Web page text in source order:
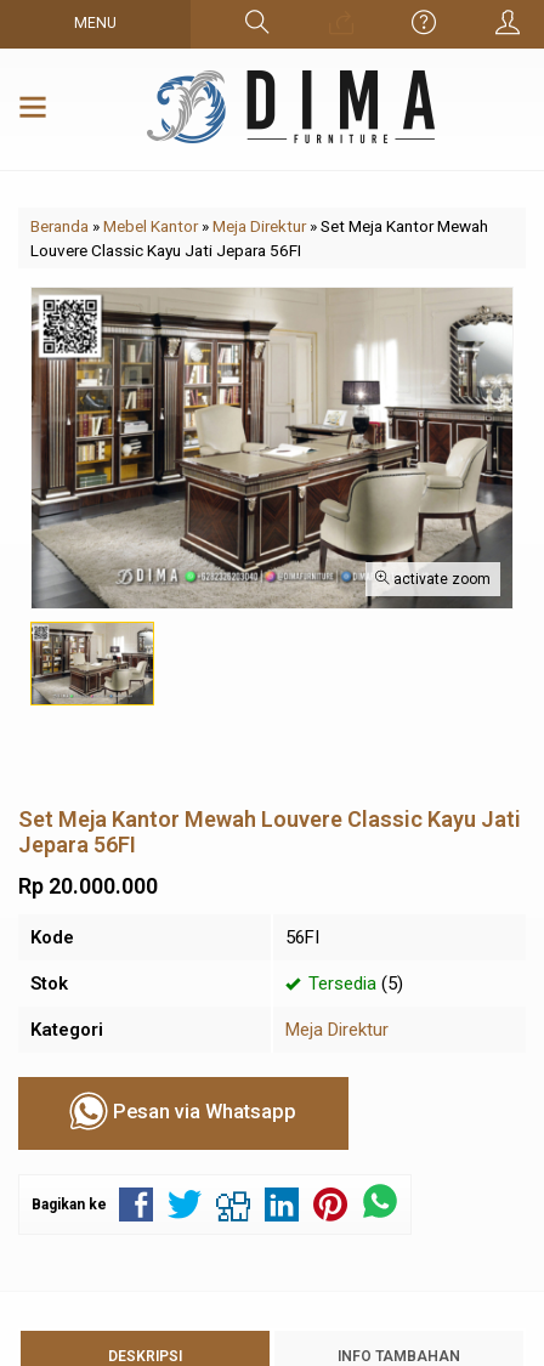
MENU
Beranda »Mebel Kantor»Meja Direktur»Set Meja Kantor Mewah
Louvere Classic Kayu Jati Jepara 56FI
activate zoom
Set Meja Kantor Mewah Louvere Classic Kayu Jati
Jepara 56FI
Rp 20.000.000
Kode 56FI
Stok Tersedia (5)
Kategori Meja Direktur
Pesan via Whatsapp
Bagikan ke
DESKRIPSI INFO TAMBAHAN